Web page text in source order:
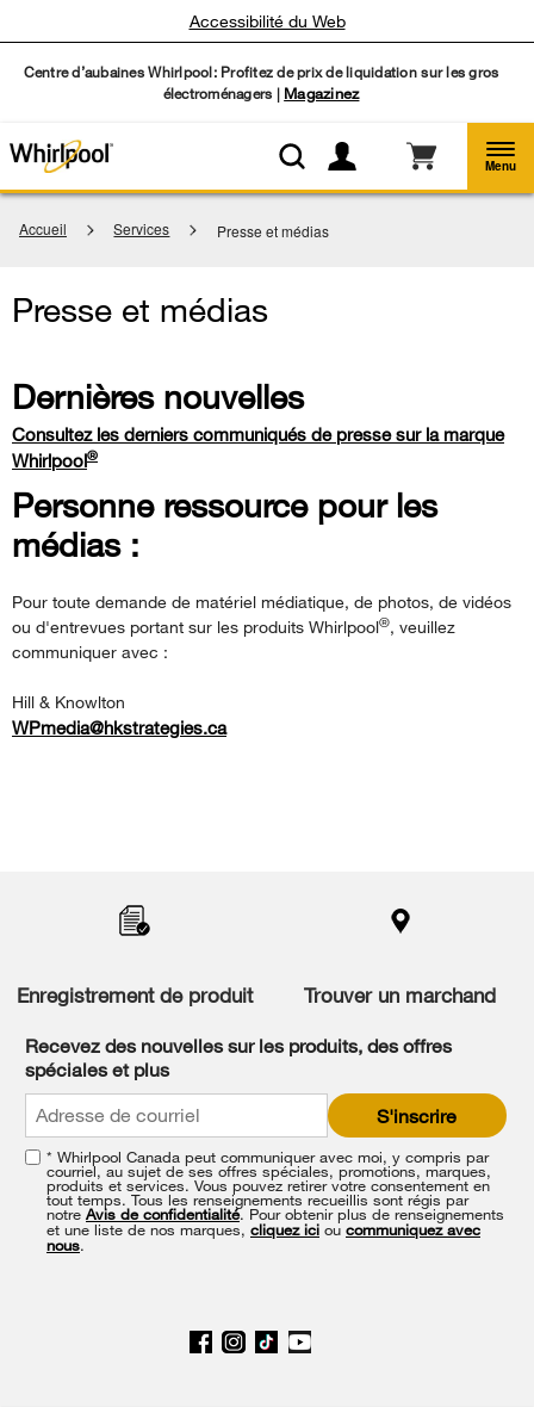
Centre d’aubaines Whirlpool: Profitez de prix de liquidation sur les gros
électroménagers | Magazinez
Accessibilité du Web
Menu
Accueil Services Presse et médias
Presse et médias
Dernières nouvelles
Consultez les derniers communiqués de presse sur la marque
Whirlpool®
Personne ressource pour les
médias :
Pour toute demande de matériel médiatique, de photos, de vidéos
ou d'entrevues portant sur les produits Whirlpool®, veuillez
communiquer avec :
Hill & Knowlton
WPmedia@hkstrategies.ca
list,
you
find
end
Enregistrement de produit Trouver un marchand
Recevez des nouvelles sur les produits, des offres
spéciales et plus
S'inscrire
* Whirlpool Canada peut communiquer avec moi, y compris par
courriel, au sujet de ses offres spéciales, promotions, marques,
produits et services. Vous pouvez retirer votre consentement en
tout temps. Tous les renseignements recueillis sont régis par
notre Avis de confidentialité. Pour obtenir plus de renseignements
et une liste de nos marques, cliquez ici ou communiquez avec
nous.